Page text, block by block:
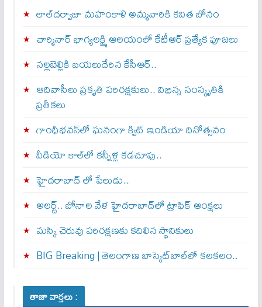
లాల్‌దర్వాజా మహంకాళి అమ్మవారికి కవిత బోనం
చార్మినార్‌ భాగ్యలక్ష్మి ఆలయంలో కేటీఆర్ ప్రత్యేక పూజలు
నల్లబెల్లికి బయలుదేరిన కేసీఆర్‌..
ఆదివాసీలు ప్రకృతి పరిరక్షకులు.. విభిన్న సంస్కృతికి
ప్రతీకలు
గాంధీభవన్‌లో ఘనంగా క్విట్‌ ఇండియా దినోత్సవం
వీడియో కాల్‌లో కన్నీళ్ల కడచూపు..
హైదరాబాద్ లో పేలుడు..
అలర్ట్‌.. బోనాల వేళ హైదరాబాద్‌లో ట్రాఫిక్‌ ఆంక్షలు
మస్కి చెరువు పరిరక్షణకు కదిలిన స్థానికులు
BIG Breaking | తెలంగాణ బాస్కెట్‌బాల్‌లో కలకలం..
తాజా వార్తలు :